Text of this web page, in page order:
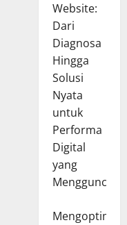
Website:
Dari
Diagnosa
Hingga
Solusi
Nyata
untuk
Performa
Digital
yang
Mengguncang